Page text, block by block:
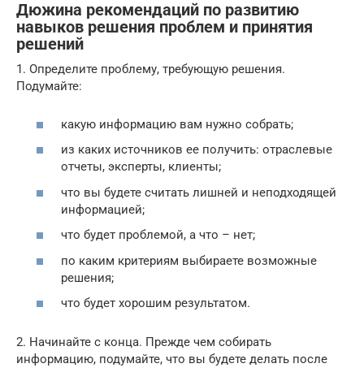
Дюжина рекомендаций по развитию
навыков решения проблем и принятия
решений
1. Определите проблему, требующую решения.
Подумайте:
какую информацию вам нужно собрать;
из каких источников ее получить: отраслевые
отчеты, эксперты, клиенты;
что вы будете считать лишней и неподходящей
информацией;
что будет проблемой, а что – нет;
по каким критериям выбираете возможные
решения;
что будет хорошим результатом.
2. Начинайте с конца. Прежде чем собирать
информацию, подумайте, что вы будете делать после